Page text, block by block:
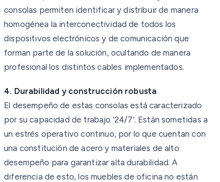
consolas permiten identificar y distribuir de manera
homogénea la interconectividad de todos los
dispositivos electrónicos y de comunicación que
forman parte de la solución, ocultando de manera
profesional los distintos cables implementados.
4. Durabilidad y construcción robusta
El desempeño de estas consolas está caracterizado
por su capacidad de trabajo ‘24/7’. Están sometidas a
un estrés operativo continuo, por lo que cuentan con
una constitución de acero y materiales de alto
desempeño para garantizar alta durabilidad. A
diferencia de esto, los muebles de oficina no están